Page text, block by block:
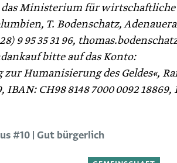
Ministerium für
T. Bodenschatz,
9 95 35 31 96,
bitte auf das Konto:
zur Humanisierung des Geldes«,
IBAN: CH98 8148 7000 0092
#10 | Gut bürgerlich